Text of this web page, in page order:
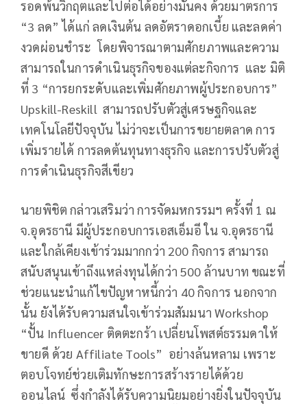
รอดพ้นวิกฤตและไปต่อได้อย่างมั่นคง ด้วยมาตรการ
“3 ลด” ได้แก่ ลดเงินต้น ลดอัตราดอกเบี้ย และลดค่า
งวดผ่อนชำระ โดยพิจารณาตามศักยภาพและความ
สามารถในการดำเนินธุรกิจของแต่ละกิจการ และ มิติ
ที่ 3 “การยกระดับและเพิ่มศักยภาพผู้ประกอบการ”
Upskill-Reskill สามารถปรับตัวสู่เศรษฐกิจและ
เทคโนโลยีปัจจุบัน ไม่ว่าจะเป็นการขยายตลาด การ
เพิ่มรายได้ การลดต้นทุนทางธุรกิจ และการปรับตัวสู่
การดำเนินธุรกิจสีเขียว
นายพิชิต กล่าวเสริมว่า การจัดมหกรรมฯ ครั้งที่ 1 ณ
จ.อุดรธานี มีผู้ประกอบการเอสเอ็มอี ใน จ.อุดรธานี
และใกล้เคียงเข้าร่วมมากกว่า 200 กิจการ สามารถ
สนับสนุนเข้าถึงแหล่งทุนได้กว่า 500 ล้านบาท ขณะที่
ช่วยแนะนำแก้ไขปัญหาหนี้กว่า 40 กิจการ นอกจาก
นั้น ยังได้รับความสนใจเข้าร่วมสัมมนา Workshop
“ปั้น Influencer ติดตะกร้า เปลี่ยนโพสต์ธรรมดาให้
ขายดี ด้วย Affiliate Tools” อย่างล้นหลาม เพราะ
ตอบโจทย์ช่วยเติมทักษะการสร้างรายได้ด้วย
ออนไลน์ ซึ่งกำลังได้รับความนิยมอย่างยิ่งในปัจจุบัน